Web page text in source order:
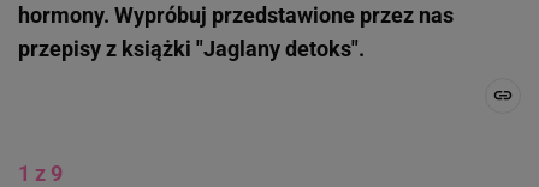
hormony. Wypróbuj przedstawione przez nas
przepisy z książki "Jaglany detoks".
1 z 9